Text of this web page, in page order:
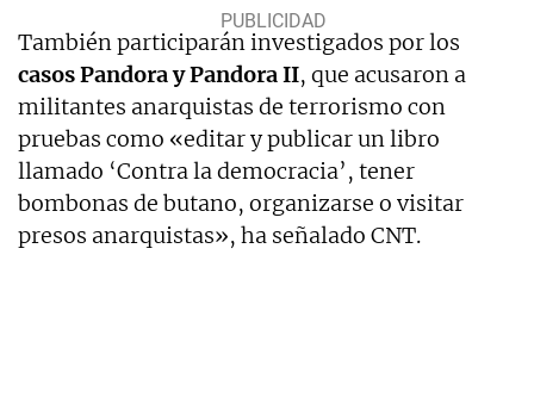
También participarán investigados por los
casos Pandora y Pandora II, que acusaron a
militantes anarquistas de terrorismo con
pruebas como «editar y publicar un libro
llamado ‘Contra la democracia’, tener
bombonas de butano, organizarse o visitar
presos anarquistas», ha señalado CNT.